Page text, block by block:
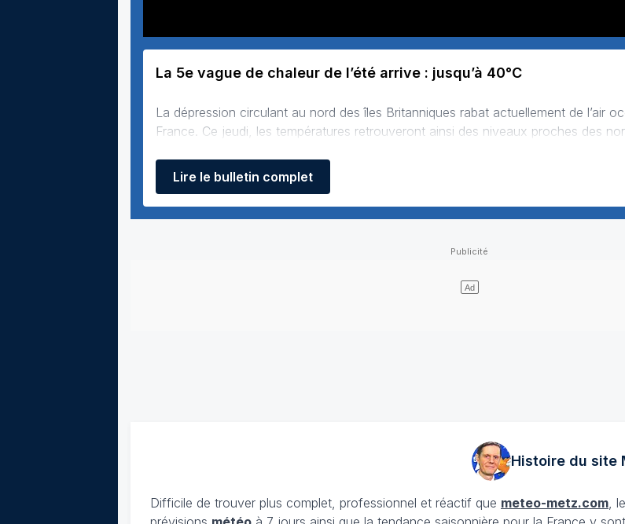
La 5e vague de chaleur de l’été arrive : jusqu’à 40°C
La dépression circulant au nord des îles Britanniques rabat actuellement de l’air
France. Ce jeudi, les températures retrouveront ainsi des niveaux proches des
Lire le bulletin complet
Histoire du site
Difficile de trouver plus complet, professionnel et réactif que meteo-metz.com ,